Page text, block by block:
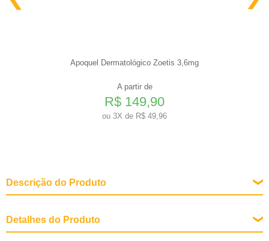
Apoquel Dermatológico Zoetis 3,6mg
A partir de
R$ 149,90
ou 3X de R$ 49,96
Descrição do Produto
Detalhes do Produto